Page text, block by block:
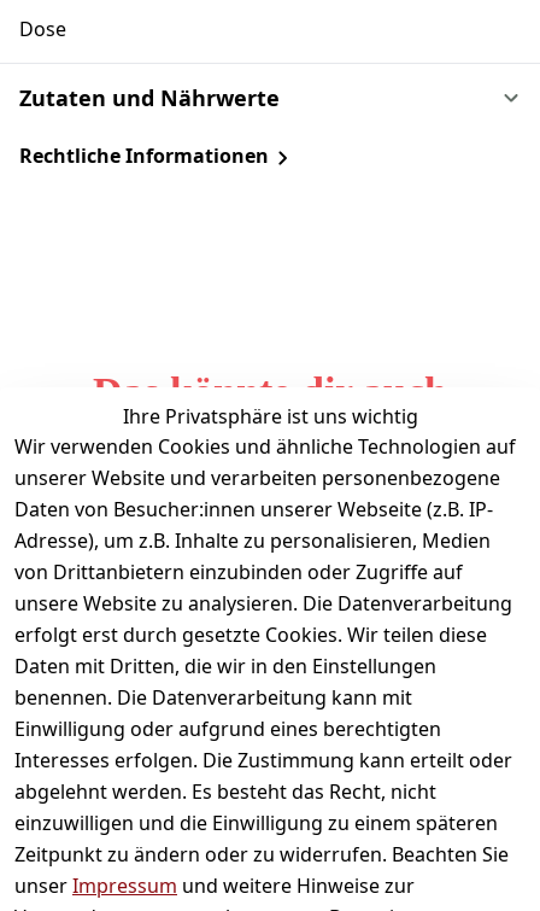
Dose
Zutaten und Nährwerte
Rechtliche Informationen
Das könnte dir auch
gefallen
Ihre Privatsphäre ist uns wichtig
Wir verwenden Cookies und ähnliche Technologien auf
unserer Website und verarbeiten personenbezogene
Daten von Besucher:innen unserer Webseite (z.B. IP-
Adresse), um z.B. Inhalte zu personalisieren, Medien
von Drittanbietern einzubinden oder Zugriffe auf
unsere Website zu analysieren. Die Datenverarbeitung
erfolgt erst durch gesetzte Cookies. Wir teilen diese
Daten mit Dritten, die wir in den Einstellungen
benennen. Die Datenverarbeitung kann mit
Einwilligung oder aufgrund eines berechtigten
Interesses erfolgen. Die Zustimmung kann erteilt oder
abgelehnt werden. Es besteht das Recht, nicht
einzuwilligen und die Einwilligung zu einem späteren
Zeitpunkt zu ändern oder zu widerrufen. Beachten Sie
unserImpressum und weitere Hinweise zur
Informationen
Mein Konto
Vertrag widerrufen
Unternehmen